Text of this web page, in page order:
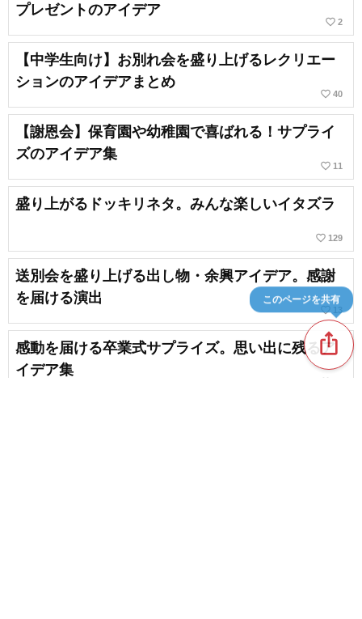
プレゼントのアイデア
favorite_border 2
【中学生向け】お別れ会を盛り上げるレクリエー
ションのアイデアまとめ
favorite_border 40
【謝恩会】保育園や幼稚園で喜ばれる！サプライ
ズのアイデア集
favorite_border 11
盛り上がるドッキリネタ。みんな楽しいイタズラ
favorite_border 129
送別会を盛り上げる出し物・余興アイデア。感謝
を届ける演出
favorite_border
感動を届ける卒業式サプライズ。思い出に残るア
イデア集
ios_share
このページを共有